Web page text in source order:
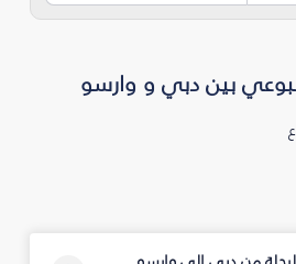
بين دبي و وارسو